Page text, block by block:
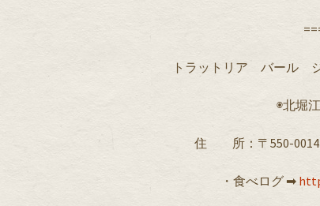
トラットリア バール ジ
◉北堀
住 所：〒550-0014
・食べログ ➡︎